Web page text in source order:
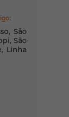
São
São
Linha